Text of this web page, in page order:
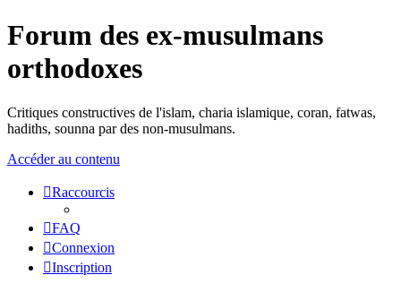
Forum des ex-musulmans
orthodoxes
Critiques constructives de l'islam, charia islamique, coran, fatwas,
hadiths, sounna par des non-musulmans.
Accéder au contenu
Raccourcis
FAQ
Connexion
Inscription